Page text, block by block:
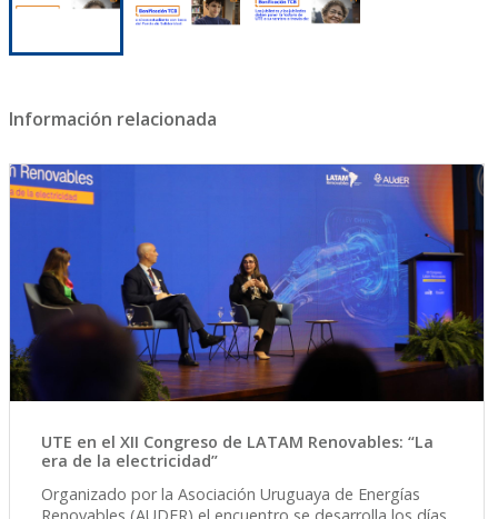
Información relacionada
UTE en el XII Congreso de LATAM Renovables: “La
era de la electricidad”
Organizado por la Asociación Uruguaya de Energías
Renovables (AUDER) el encuentro se desarrolla los días